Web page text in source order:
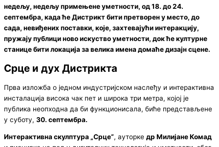
недељу, недељу примењене уметности, од 18. до 24.
септембра, када ће Дистрикт бити претворен у место, до
сада, невиђених поставки, које, захтевајући интеракцију,
пружају публици ново искуство уметности, док ће културне
станице бити локација за велика имена домаће дизајн сцене.
Срце и дух Дистрикта
Прва изложба о једном индустријском наслеђу и интерактивна
инсталација висока чак пет и широка три метра, којој је
публика неопходна да би функционисала, биће представљене
у суботу, 30. септембра.
Интерактивна скулптура „Срце“, ауторке др Милијане Комад